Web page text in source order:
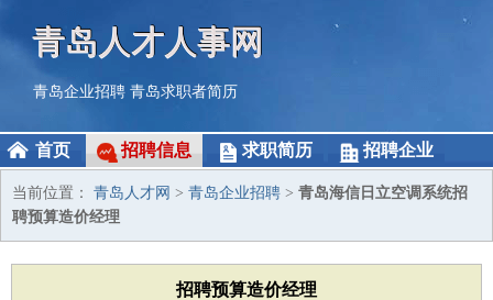
青岛人才人事网
青岛企业招聘 青岛求职者简历
首页 招聘信息 求职简历 招聘企业
当前位置： 青岛人才网 > 青岛企业招聘 > 青岛海信日立空调系统招
聘预算造价经理
招聘预算造价经理